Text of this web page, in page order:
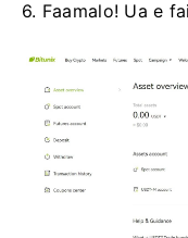
6. Faamalo! Ua e